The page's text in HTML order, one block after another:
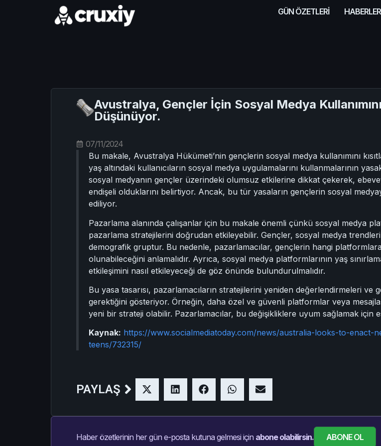
GÜN ÖZETLERİ HABERLER
Avustralya, Gençler İçin Sosyal Medya
Düşünüyor.
07/11/2024
Bu makale, Avustralya Hükümeti’nin gençlerin sosyal medya kullanımını
yaş altındaki kullanıcıların sosyal medya uygulamalarını kullanmalarının
sosyal medyanın gençler üzerindeki olumsuz etkilerine dikkat çekerek,
endişeli olduklarını belirtiyor. Ancak, bu tür yasaların gençlerin sosyal
ediliyor.
Pazarlama alanında çalışanlar için bu makale önemli çünkü sosyal medya
pazarlama stratejilerini doğrudan etkileyebilir. Gençler, sosyal medya
demografik gruptur. Bu nedenle, pazarlamacılar, gençlerin hangi
olunabileceğini anlamalıdır. Ayrıca, sosyal medya platformlarının yaş
etkileşimini nasıl etkileyeceği de göz önünde bulundurulmalıdır.
Bu yasa tasarısı, pazarlamacıların stratejilerini yeniden değerlendirmeleri
gerektiğini gösteriyor. Örneğin, daha özel ve güvenli platformlar veya
yeni bir strateji olabilir. Pazarlamacılar, bu değişikliklere uyum sağlamak için
Kaynak: https://www.socialmediatoday.com/news/australia-looks-to-enact-
teens/732315/
PAYLAŞ
Haber özetlerinin her gün e-posta kutuna gelmesi için abone olabilirsin. ABONE OL